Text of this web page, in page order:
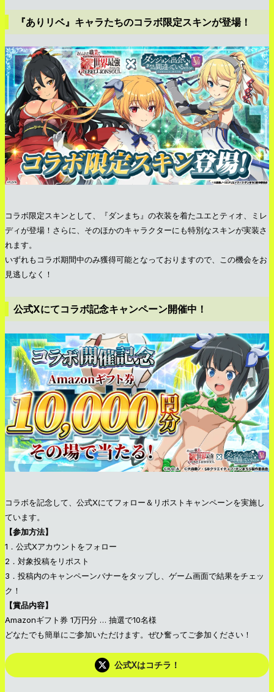
『ありリベ』キャラたちのコラボ限定スキンが登場！
コラボ限定スキンとして、『ダンまち』の衣装を着たユエとティオ、ミレ
ディが登場！さらに、そのほかのキャラクターにも特別なスキンが実装さ
れます。
いずれもコラボ期間中のみ獲得可能となっておりますので、この機会をお
見逃しなく！
公式Xにてコラボ記念キャンペーン開催中！
コラボを記念して、公式Xにてフォロー＆リポストキャンペーンを実施し
ています。
【参加方法】
1．公式Xアカウントをフォロー
2．対象投稿をリポスト
3．投稿内のキャンペーンバナーをタップし、ゲーム画面で結果をチェッ
ク！
【賞品内容】
Amazonギフト券 1万円分 … 抽選で10名様
どなたでも簡単にご参加いただけます。ぜひ奮ってご参加ください！
公式Xはコチラ！